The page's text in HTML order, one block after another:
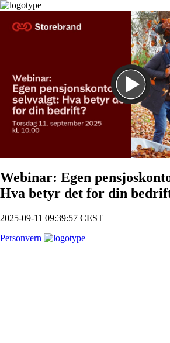
Spill
Webinar: Egen
Hva betyr det for din
2025-09-11 09:39:57 CEST
Personvern